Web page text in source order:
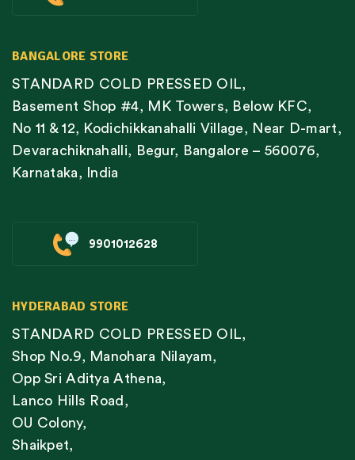
BANGALORE STORE
STANDARD COLD PRESSED OIL,
Basement Shop #4, MK Towers, Below KFC,
No 11 & 12, Kodichikkanahalli Village, Near D-mart,
Devarachiknahalli, Begur, Bangalore – 560076,
Karnataka, India
9901012628
HYDERABAD STORE
STANDARD COLD PRESSED OIL,
Shop No.9, Manohara Nilayam,
Opp Sri Aditya Athena,
Lanco Hills Road,
OU Colony,
Shaikpet,